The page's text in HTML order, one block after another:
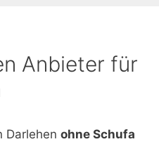
Anbieter für
Darlehen ohne Schufa